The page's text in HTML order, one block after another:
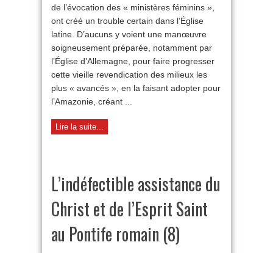
de l’évocation des « ministères féminins »,
ont créé un trouble certain dans l’Église
latine. D’aucuns y voient une manœuvre
soigneusement préparée, notamment par
l’Église d’Allemagne, pour faire progresser
cette vieille revendication des milieux les
plus « avancés », en la faisant adopter pour
l’Amazonie, créant ...
Lire la suite...
L’indéfectible assistance du
Christ et de l’Esprit Saint
au Pontife romain (8)